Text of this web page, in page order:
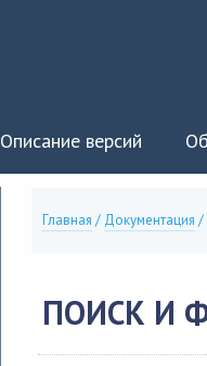
Описание версий
Главная / Документация /
ПОИСК И